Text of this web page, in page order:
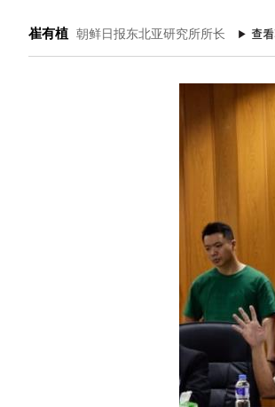
崔有植 朝鲜日报东北亚研究所所长